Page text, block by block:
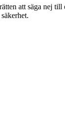
att säga nej till